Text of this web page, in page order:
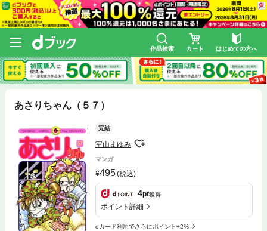
作品検索 カート はじめての方へ
あさりちゃん（５７）
完結
室山まゆみ
マンガ
495(税込)
4pt獲得
ポイント詳細
dカード利用でさらにポイント+2%